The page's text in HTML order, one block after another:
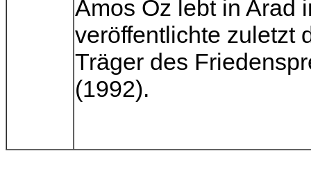
Amos Oz lebt in Arad
veröffentlichte zuletzt
Träger des
(1992).